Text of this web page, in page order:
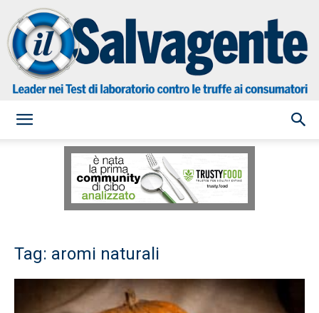
Salvagente
Tag: aromi naturali